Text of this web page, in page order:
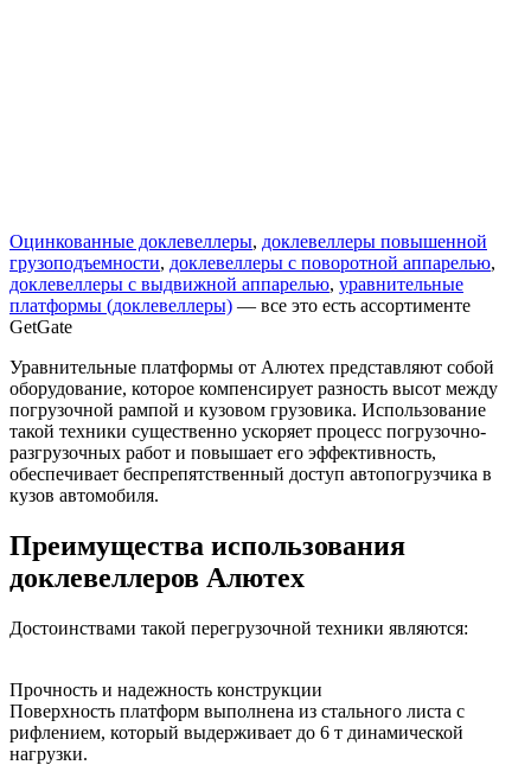
Оцинкованные доклевеллеры, доклевеллеры повышенной
грузоподъемности, доклевеллеры с поворотной аппарелью,
доклевеллеры с выдвижной аппарелью, уравнительные
платформы (доклевеллеры) — все это есть ассортименте
GetGate
Уравнительные платформы от Алютех представляют собой
оборудование, которое компенсирует разность высот между
погрузочной рампой и кузовом грузовика. Использование
такой техники существенно ускоряет процесс погрузочно-
разгрузочных работ и повышает его эффективность,
обеспечивает беспрепятственный доступ автопогрузчика в
кузов автомобиля.
Преимущества использования
доклевеллеров Алютех
Достоинствами такой перегрузочной техники являются:
Прочность и надежность конструкции
Поверхность платформ выполнена из стального листа с
рифлением, который выдерживает до 6 т динамической
нагрузки.